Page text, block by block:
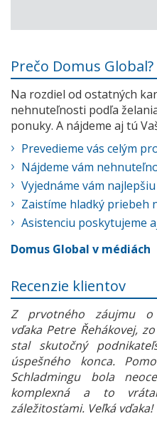
Prečo Domus Global?
Na rozdiel od ostatných
nehnuteľnosti podľa
ponuky. A nájdeme aj tú
Prevedieme vás celým
Nájdeme vám
Vyjednáme vám
Zaistíme hladký priebeh
Asistenciu poskytujeme
Domus Global v médiách
Recenzie klientov
Z prvotného záujmu
vďaka Petre Řehákovej,
stal skutočný
úspešného konca.
Schladmingu bola
komplexná a to
záležitosťami. Veľká vďaka!